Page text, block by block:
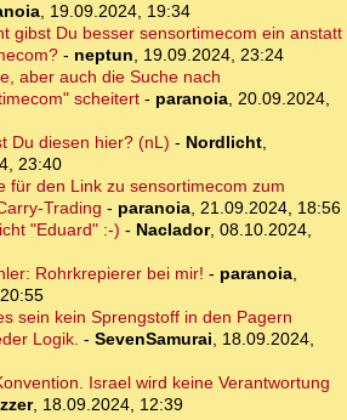
, 19.09.2024, 19:34
gibst Du besser sensortimecom ein anstatt
- neptun, 19.09.2024, 23:24
aber auch die Suche nach
scheitert - paranoia, 20.09.2024,
Du diesen hier? (nL) - Nordlicht,
23:40
für den Link zu sensortimecom zum
Trading - paranoia, 21.09.2024, 18:56
"Eduard" :-) - Naclador, 08.10.2024,
Rohrkrepierer bei mir! - paranoia,
sein kein Sprengstoff in den Pagern
Logik. - SevenSamurai, 18.09.2024,
Israel wird keine Verantwortung
, 18.09.2024, 12:39